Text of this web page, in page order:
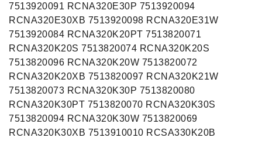
7513920091 RCNA320E30P 7513920094
RCNA320E30XB 7513920098 RCNA320E31W
7513920084 RCNA320K20PT 7513820071
RCNA320K20S 7513820074 RCNA320K20S
7513820096 RCNA320K20W 7513820072
RCNA320K20XB 7513820097 RCNA320K21W
7513820073 RCNA320K30P 7513820080
RCNA320K30PT 7513820070 RCNA320K30S
7513820094 RCNA320K30W 7513820069
RCNA320K30XB 7513910010 RCSA330K20B